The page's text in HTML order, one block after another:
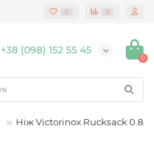
0 0
+38 (098) 152 55 45
0
Ніж Victorinox Rucksack